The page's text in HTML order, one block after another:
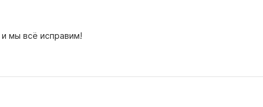
и мы всё исправим!